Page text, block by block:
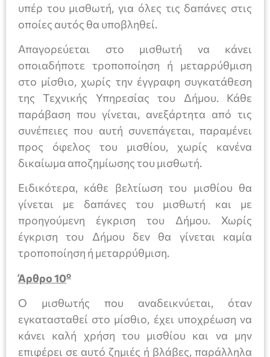
υπέρ του μισθωτή, για όλες τις δαπάνες στις
οποίες αυτός θα υποβληθεί.
Απαγορεύεται στο μισθωτή να κάνει
οποιαδήποτε τροποποίηση ή μεταρρύθμιση
στο μίσθιο, χωρίς την έγγραφη συγκατάθεση
της Τεχνικής Υπηρεσίας του Δήμου. Κάθε
παράβαση που γίνεται, ανεξάρτητα από τις
συνέπειες που αυτή συνεπάγεται, παραμένει
προς όφελος του μισθίου, χωρίς κανένα
δικαίωμα αποζημίωσης του μισθωτή.
Ειδικότερα, κάθε βελτίωση του μισθίου θα
γίνεται με δαπάνες του μισθωτή και με
προηγούμενη έγκριση του Δήμου. Χωρίς
έγκριση του Δήμου δεν θα γίνεται καμία
τροποποίηση ή μεταρρύθμιση.
Άρθρο 10ο
Ο μισθωτής που αναδεικνύεται, όταν
εγκατασταθεί στο μίσθιο, έχει υποχρέωση να
κάνει καλή χρήση του μισθίου και να μην
επιφέρει σε αυτό ζημιές ή βλάβες, παράλληλα